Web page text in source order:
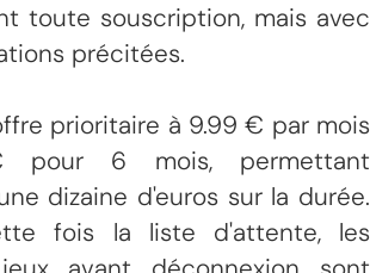
toute souscription, mais avec
précitées.
prioritaire à 9.99 € par mois
6 mois, permettant
dizaine d'euros sur la durée.
fois la liste d'attente, les